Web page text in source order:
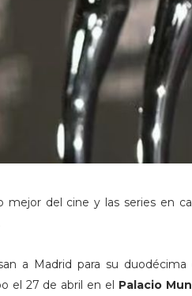
mejor del cine y las series en
a Madrid para su
el 27 de abril en el Palacio